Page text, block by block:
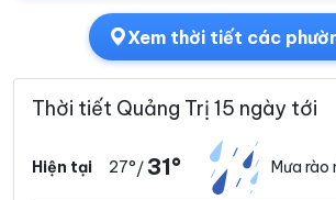
Xem thời tiết các
Thời tiết Quảng Trị 15 ngày tới
Hiện tại 27°/ 31° Mưa rào